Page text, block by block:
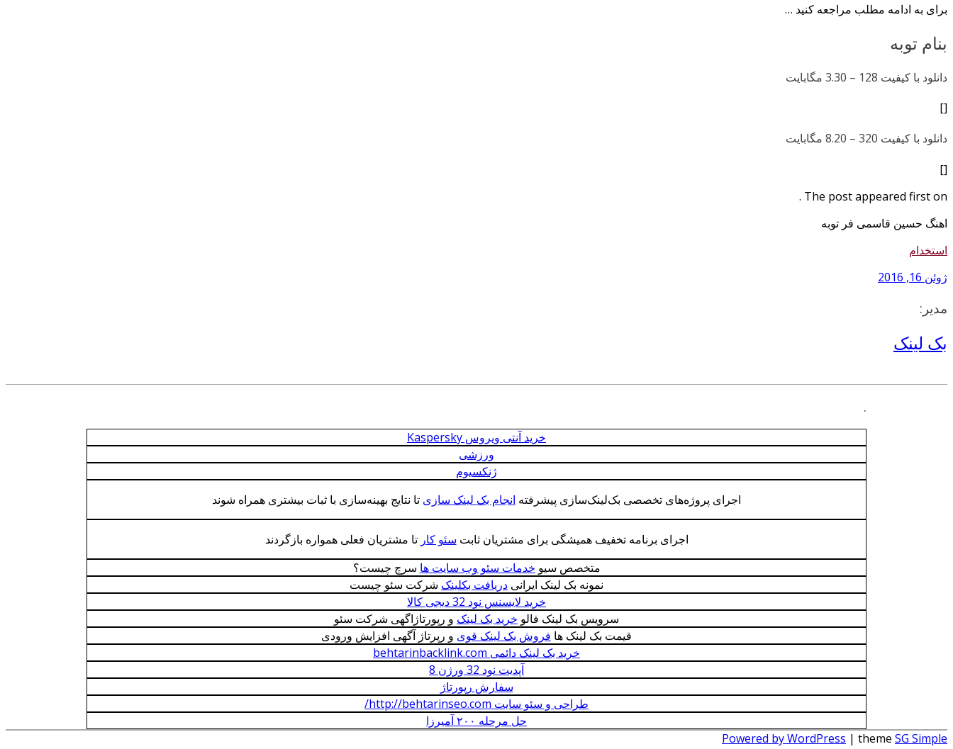
برای به ادامه مطلب مراجعه کنید …
بنام توبه
دانلود با کیفیت 128 –
3.30 مگابایت
[]
دانلود با کیفیت 320 –
8.20 مگابایت
[]
The post appeared first on .
اهنگ حسین قاسمی فر توبه
استخدام
ژوئن 16, 2016
مدیر:
بک لینک
.
خرید آنتی ویروس Kaspersky
ورزشی
ژنکسیوم
اجرای پروژه‌های تخصصی بک‌لینک‌سازی پیشرفته انجام بک لینک سازی تا نتایج بهینه‌سازی با ثبات بیشتری همراه شوند
اجرای برنامه تخفیف همیشگی برای مشتریان ثابت سئو کار تا مشتریان فعلی همواره بازگردند
متخصص سیو خدمات سئو وب سایت ها سرچ چیست؟
نمونه بک لینک ایرانی دریافت بکلینک شرکت سئو چیست
خرید لایسنس نود 32 دیجی کالا
سرویس بک لینک فالو خرید بک لینک و رپورتاژاگهی شرکت سئو
قیمت بک لینک ها فروش بک لینک قوی و رپرتاژ آگهی افزایش ورودی
خرید بک لینک دائمی behtarinbacklink.com
آپدیت نود 32 ورژن 8
سفارش رپورتاژ
طراحی و سئو سایت http://behtarinseo.com/
حل مرحله ۲۰۰ آمیرزا
Powered by WordPress | theme SG Simple